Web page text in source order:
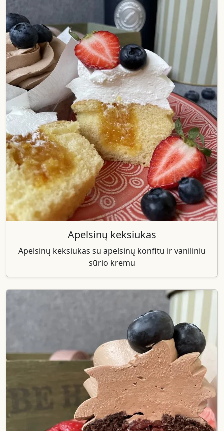
Apelsinų keksiukas
Apelsinų keksiukas su apelsinų konfitu ir vaniliniu
sūrio kremu